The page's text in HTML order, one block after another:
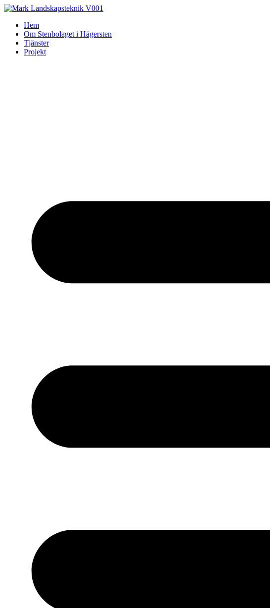
Skip
contentHem
Om Stenbolaget i Hägersten
Tjänster
Projekt